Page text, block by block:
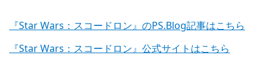
『Star Wars：スコードロン』のPS.Blog記事はこちら
『Star Wars：スコードロン』公式サイトはこちら